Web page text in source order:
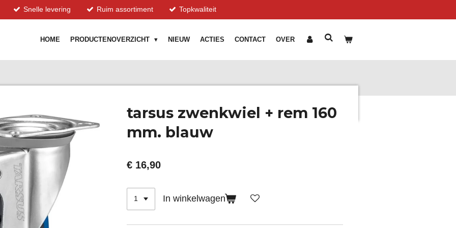
Snelle levering Ruim assortiment Topkwaliteit
HOME PRODUCTENOVERZICHT NIEUW ACTIES CONTACT OVER
tarsus zwenkwiel + rem 160
mm. blauw
€ 16,90
In winkelwagen